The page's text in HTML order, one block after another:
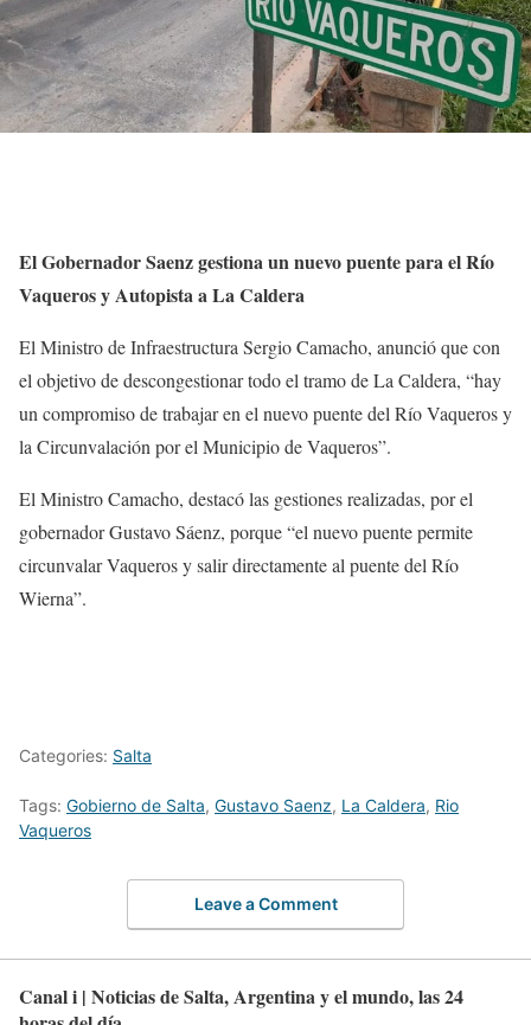
El Gobernador Saenz gestiona un nuevo puente para el Río
Vaqueros y Autopista a La Caldera
El Ministro de Infraestructura Sergio Camacho, anunció que con
el objetivo de descongestionar todo el tramo de La Caldera, “hay
un compromiso de trabajar en el nuevo puente del Río Vaqueros y
la Circunvalación por el Municipio de Vaqueros”.
El Ministro Camacho, destacó las gestiones realizadas, por el
gobernador Gustavo Sáenz, porque “el nuevo puente permite
circunvalar Vaqueros y salir directamente al puente del Río
Wierna”.
Categories: Salta
Tags: Gobierno de Salta, Gustavo Saenz, La Caldera, Rio
Vaqueros
Leave a Comment
Canal i | Noticias de Salta, Argentina y el mundo, las 24